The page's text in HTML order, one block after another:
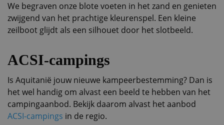
We begraven onze blote voeten in het zand en genieten
zwijgend van het prachtige kleurenspel. Een kleine
zeilboot glijdt als een silhouet door het slotbeeld.
ACSI-campings
Is Aquitanië jouw nieuwe kampeerbestemming? Dan is
het wel handig om alvast een beeld te hebben van het
campingaanbod. Bekijk daarom alvast het aanbod
ACSI-campings in de regio.